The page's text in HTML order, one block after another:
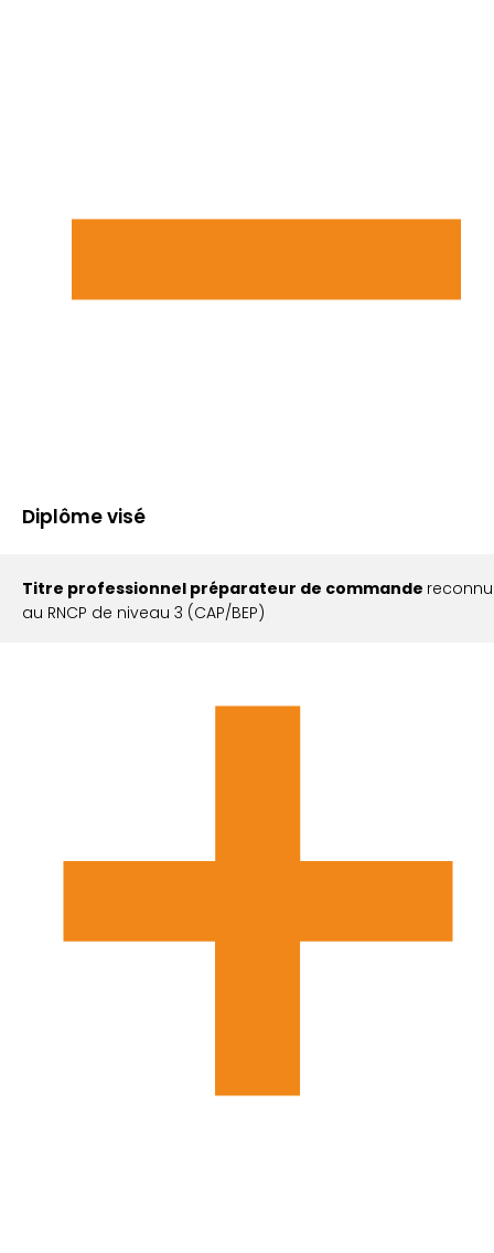
Diplôme visé
Titre professionnel préparateur de commande reconnu
au RNCP de niveau 3 (CAP/BEP)